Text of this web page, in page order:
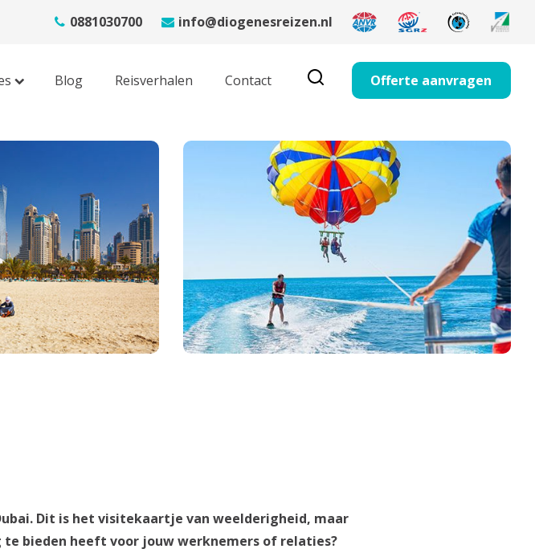
0881030700 info@diogenesreizen.nl
Blog Reisverhalen Contact Offerte aanvragen
Dit is het visitekaartje van weelderigheid, maar
bieden heeft voor jouw werknemers of relaties?